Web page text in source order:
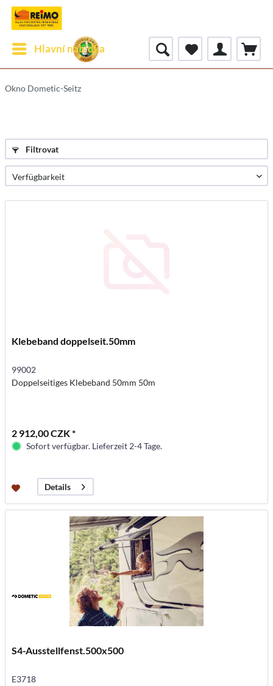
Hlavní nabídka
Okno Dometic-Seitz
Filtrovat
Klebeband doppelseit.50mm
99002
Doppelseitiges Klebeband 50mm 50m
2 912,00 CZK *
Sofort verfügbar. Lieferzeit 2-4 Tage.
Details
S4-Ausstellfenst.500x500
E3718